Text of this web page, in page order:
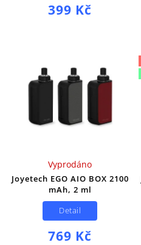
399 Kč
Joyetech EGO AIO BOX 2100
mAh, 2 ml
Vyprodáno
769 Kč
Detail